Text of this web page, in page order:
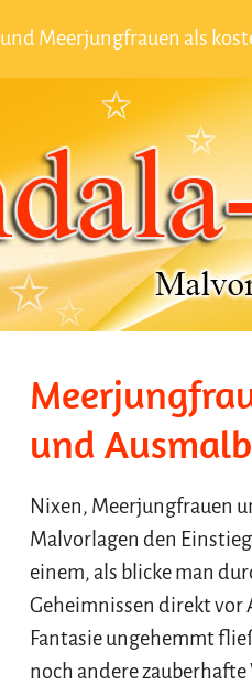
Meerjungfrauen als
und
Nixen, Meerjungfrauen
Malvorlagen den
einem, als blicke man
Geheimnissen direkt vor
Fantasie ungehemmt
noch andere